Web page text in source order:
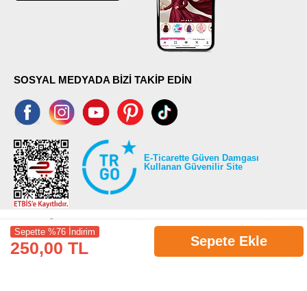
Sepette %76 İndirim
250,00 TL Sepete Ekle
SOSYAL MEDYADA BİZİ TAKİP EDİN
E-Ticarette Güven Damgası
Kullanan Güvenilir Site
©2026 Tüm modaselvim.com hakları saklıdır.